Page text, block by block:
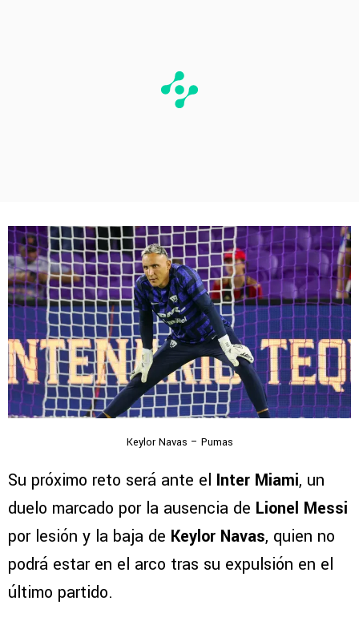
Keylor Navas – Pumas
Su próximo reto será ante el Inter Miami, un
duelo marcado por la ausencia de Lionel Messi
por lesión y la baja de Keylor Navas, quien no
podrá estar en el arco tras su expulsión en el
último partido.